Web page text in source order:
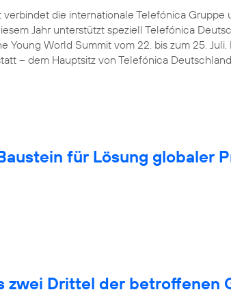
verbindet die internationale Telefónica Gruppe
Jahr unterstützt speziell Telefónica
Young World Summit vom 22. bis zum 25.
– dem Hauptsitz von Telefónica
für Lösung globaler
zwei Drittel der betroffenen